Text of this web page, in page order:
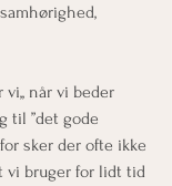
vi,, når vi beder
til ”det gode
sker der ofte ikke
vi bruger for lidt tid